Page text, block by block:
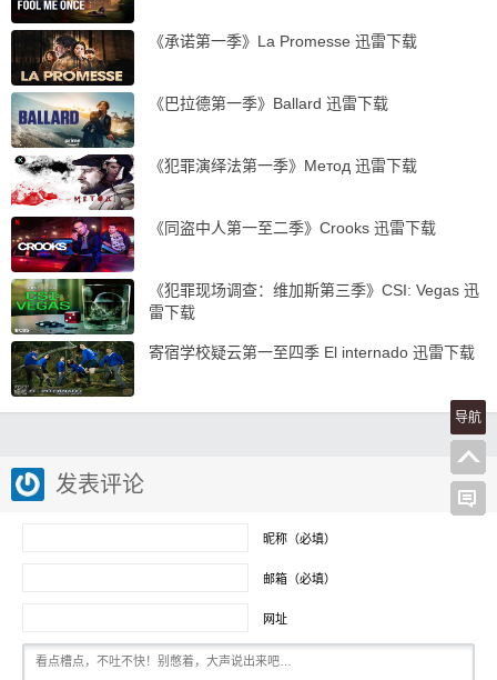
《承诺第一季》La Promesse 迅雷下载
《巴拉德第一季》Ballard 迅雷下载
《犯罪演绎法第一季》Метод 迅雷下载
《同盗中人第一至二季》Crooks 迅雷下载
《犯罪现场调查：维加斯第三季》CSI: Vegas 迅
雷下载
寄宿学校疑云第一至四季 El internado 迅雷下载
发表评论
昵称（必填）
邮箱（必填）
网址
导航